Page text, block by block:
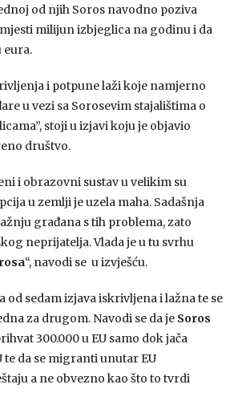
od njih Soros navodno poziva
milijun izbjeglica na godinu i da
eura.
i potpune laži koje namjerno
u vezi sa Sorosevim stajalištima o
stoji u izjavi koju je objavio
društvo.
i obrazovni sustav u velikim su
u zemlji je uzela maha. Sadašnja
građana s tih problema, zato
neprijatelja. Vlada je u tu svrhu
“, navodi se u izvješću.
od sedam izjava iskrivljena i lažna te se
za drugom. Navodi se da je Soros
300.000 u EU samo dok jača
da se migranti unutar EU
a ne obvezno kao što to tvrdi